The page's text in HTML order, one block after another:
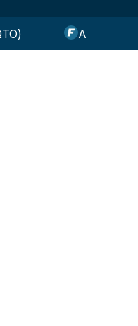
Αλλαγή-σταθμός